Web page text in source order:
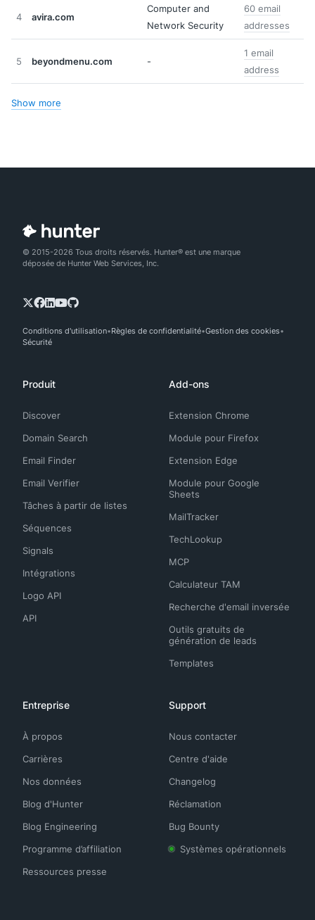
4 avira.com
Computer and
Network Security
60 email
addresses
5 beyondmenu.com -
1 email
address
Show more
© 2015-2026 Tous droits réservés. Hunter® est une marque
déposée de Hunter Web Services, Inc.
Conditions d'utilisation Règles de confidentialité Gestion des cookies
Sécurité
Produit
Discover
Domain Search
Email Finder
Email Verifier
Tâches à partir de listes
Séquences
Signals
Intégrations
Logo API
API
Add-ons
Extension Chrome
Module pour Firefox
Extension Edge
Module pour Google
Sheets
MailTracker
TechLookup
MCP
Calculateur TAM
Recherche d'email inversée
Outils gratuits de
génération de leads
Templates
Entreprise
À propos
Carrières
Nos données
Blog d'Hunter
Blog Engineering
Programme d’affiliation
Ressources presse
Support
Nous contacter
Centre d'aide
Changelog
Réclamation
Bug Bounty
Systèmes opérationnels